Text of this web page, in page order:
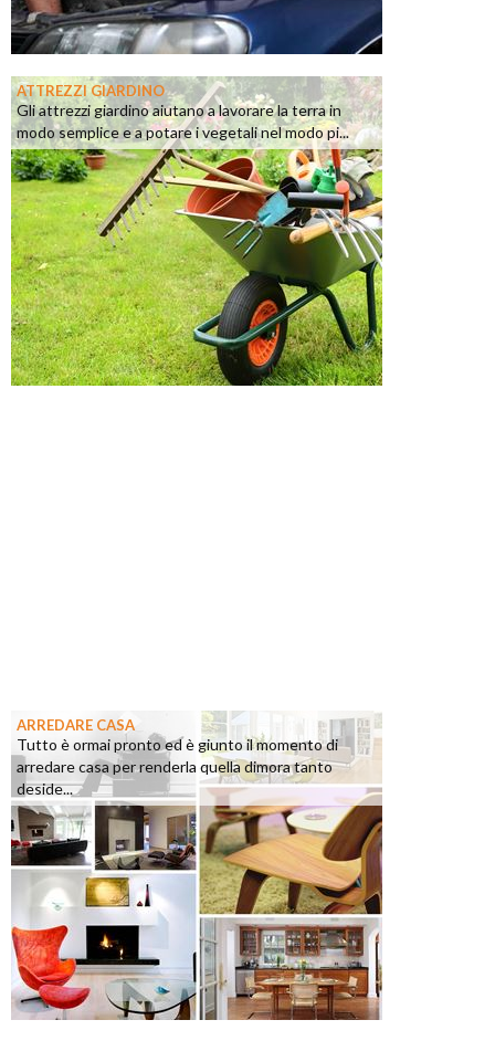
ATTREZZI GIARDINO
Gli attrezzi giardino aiutano a lavorare la terra in
modo semplice e a potare i vegetali nel modo pi...
ARREDARE CASA
Tutto è ormai pronto ed è giunto il momento di
arredare casa per renderla quella dimora tanto
deside...